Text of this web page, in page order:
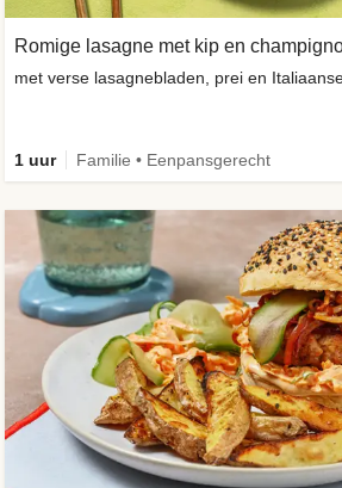
Romige lasagne met kip en
met verse lasagnebladen, prei en
1 uur Familie • Eenpansgerecht